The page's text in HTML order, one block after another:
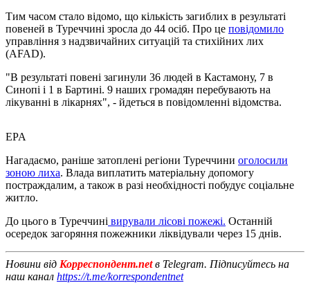
Тим часом стало відомо, що кількість загиблих в результаті
повеней в Туреччині зросла до 44 осіб. Про це повідомило
управління з надзвичайних ситуацій та стихійних лих
(AFAD).
"В результаті повені загинули 36 людей в Кастамону, 7 в
Синопі і 1 в Бартині. 9 наших громадян перебувають на
лікуванні в лікарнях", - йдеться в повідомленні відомства.
EPA
Нагадаємо, раніше затоплені регіони Туреччини оголосили
зоною лиха. Влада виплатить матеріальну допомогу
постраждалим, а також в разі необхідності побудує соціальне
житло.
До цього в Туреччині вирували лісові пожежі. Останній
осередок загоряння пожежники ліквідували через 15 днів.
Новини від Корреспондент.netв Telegram. Підписуйтесь на
наш канал https://t.me/korrespondentnet